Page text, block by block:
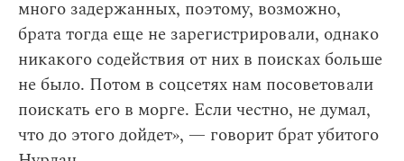
много задержанных, поэтому, возможно,
брата тогда еще не зарегистрировали, однако
никакого содействия от них в поисках больше
не было. Потом в соцсетях нам посоветовали
поискать его в морге. Если честно, не думал,
что до этого дойдет», — говорит брат убитого